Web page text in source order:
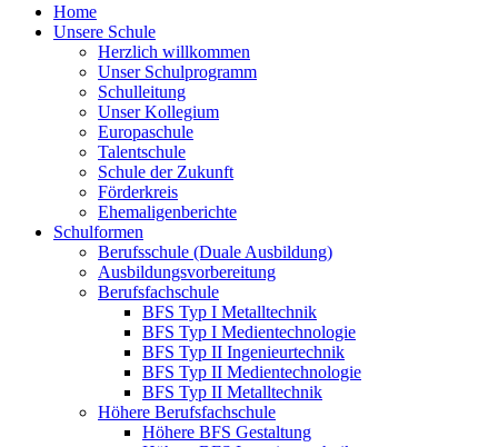
Home
Unsere Schule
Herzlich willkommen
Unser Schulprogramm
Schulleitung
Unser Kollegium
Europaschule
Talentschule
Schule der Zukunft
Förderkreis
Ehemaligenberichte
Schulformen
Berufsschule (Duale Ausbildung)
Ausbildungsvorbereitung
Berufsfachschule
BFS Typ I Metalltechnik
BFS Typ I Medientechnologie
BFS Typ II Ingenieurtechnik
BFS Typ II Medientechnologie
BFS Typ II Metalltechnik
Höhere Berufsfachschule
Höhere BFS Gestaltung